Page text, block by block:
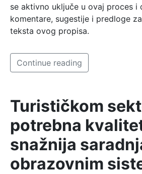
se aktivno uključe u ovaj proces i
komentare, sugestije i predloge
teksta ovog propisa.
Continue reading
Turističkom
potrebna
snažnija
obrazovnim